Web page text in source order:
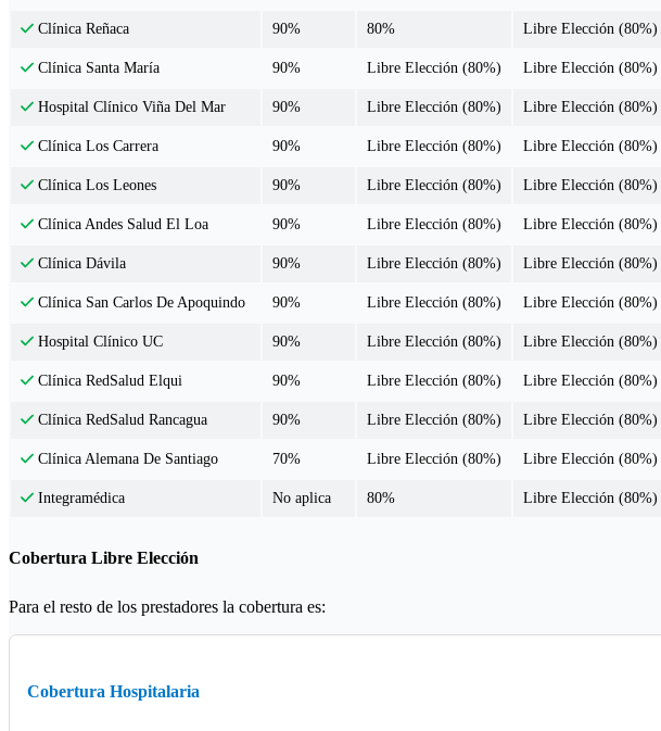
Clínica Reñaca 90% 80% Libre Elección (80%)
Clínica Santa María 90% Libre Elección (80%) Libre Elección (80%)
Hospital Clínico Viña Del Mar 90% Libre Elección (80%) Libre Elección (80%)
Clínica Los Carrera 90% Libre Elección (80%) Libre Elección (80%)
Clínica Los Leones 90% Libre Elección (80%) Libre Elección (80%)
Clínica Andes Salud El Loa 90% Libre Elección (80%) Libre Elección (80%)
Clínica Dávila 90% Libre Elección (80%) Libre Elección (80%)
Clínica San Carlos De Apoquindo 90% Libre Elección (80%) Libre Elección (80%)
Hospital Clínico UC 90% Libre Elección (80%) Libre Elección (80%)
Clínica RedSalud Elqui 90% Libre Elección (80%) Libre Elección (80%)
Clínica RedSalud Rancagua 90% Libre Elección (80%) Libre Elección (80%)
Clínica Alemana De Santiago 70% Libre Elección (80%) Libre Elección (80%)
Integramédica No aplica 80% Libre Elección (80%)
Cobertura Libre Elección
Para el resto de los prestadores la cobertura es:
Cobertura Hospitalaria